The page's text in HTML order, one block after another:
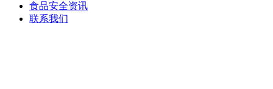
食品安全资讯
联系我们